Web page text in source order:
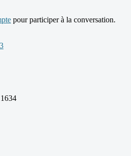
pour participer à la conversation.